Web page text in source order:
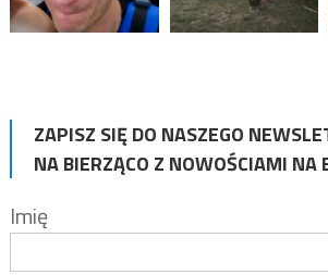
ZAPISZ SIĘ DO NASZEGO
NA BIERZĄCO Z NOWOŚCIAMI NA
Imię